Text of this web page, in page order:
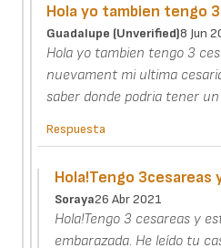
Hola yo tambien tengo 3
Guadalupe (unverified)8 Jun
Hola yo tambien tengo 3
nuevament mi ultima
saber donde podria tener
Respuesta
Hola!Tengo 3cesareas
Soraya26 Abr 2021
Hola!Tengo 3 cesareas y
embarazada. He leído tu